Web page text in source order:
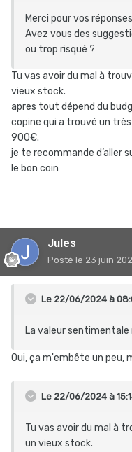
mon grand-père). Bien
l'absence de passage
ne me dérange pas
Enfin, je ne suis pas
d'acheter mon second
Jules
Merci pour vos réponses
Avez vous des
ou trop risqué ?
Tu vas avoir du mal à
vieux stock.
apres tout dépend du
copine qui a trouvé un
900€.
je te recommande d’aller
le bon coin
Jules
Posté le 23 juin
Le 22/06/2024 à
La valeur sentimentale
Oui, ça m'embête un peu,
Le 22/06/2024 à
Tu vas avoir du mal à
un vieux stock.